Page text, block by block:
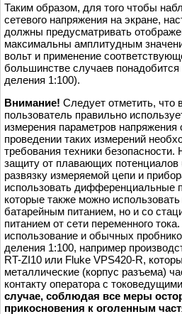
Таким образом, для того чтобы
сетевого напряжения на экране,
должны предусматривать
максимальны амплитудным
вольт и применение
большинстве случаев
деления 1:100).
Внимание! Следует отметить, что
пользователь правильно
измерения параметров
проведении таких измерений
требования техники
защиту от плавающих потенциалов
развязку измеряемой цепи и
использовать дифференциальные
которые также можно
батарейным питанием, но и со
питанием от сети переменного
использование и обычных
деления 1:100, например
RT-ZI10 или Fluke VPS420-R,
металлические (корпус разъема)
контакту оператора с
случае, соблюдая все меры
прикосновения к оголенным